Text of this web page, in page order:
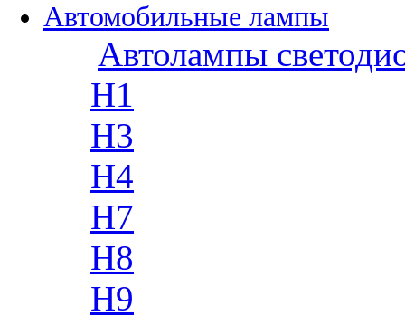
Автомобильные лампы
Автолампы
H1
H3
H4
H7
H8
H9